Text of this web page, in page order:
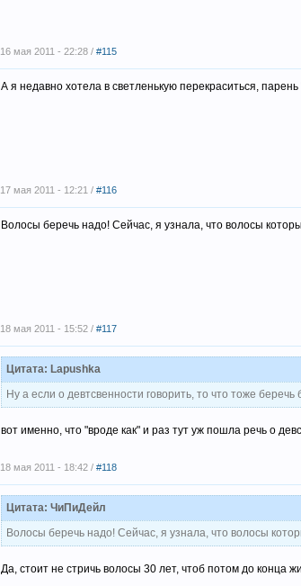
16 мая 2011 - 22:28 / #115
А я недавно хотела в светленькую перекраситься,
17 мая 2011 - 12:21 / #116
Волосы беречь надо! Сейчас, я узнала, что волосы
18 мая 2011 - 15:52 / #117
Цитата: Lapushka
Ну а если о девтсвенности говорить, то что тоже
вот именно, что "вроде как" и раз тут уж пошла речь о
18 мая 2011 - 18:42 / #118
Цитата: ЧиПиДейл
Волосы беречь надо! Сейчас, я узнала, что волосы
Да, стоит не стричь волосы 30 лет, чтоб потом до конца